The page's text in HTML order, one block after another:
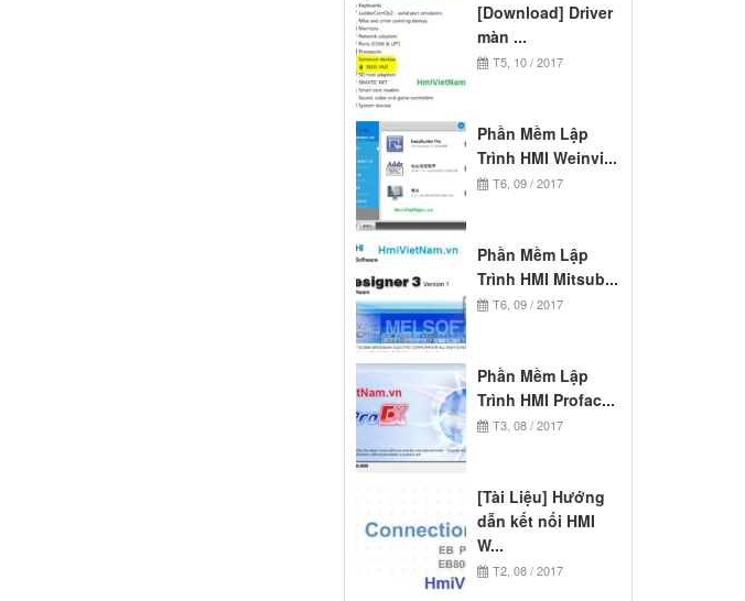
[Download] Driver
màn ...
T5, 10 / 2017
Phần Mềm Lập
Trình HMI Weinvi...
T6, 09 / 2017
Phần Mềm Lập
Trình HMI Mitsub...
T6, 09 / 2017
Phần Mềm Lập
Trình HMI Profac...
T3, 08 / 2017
[Tài Liệu] Hướng
dẫn kết nối HMI
W...
T2, 08 / 2017